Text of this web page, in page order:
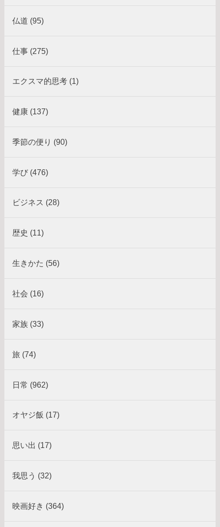
仏道 (95)
仕事 (275)
エクスマ的思考 (1)
健康 (137)
季節の便り (90)
学び (476)
ビジネス (28)
歴史 (11)
生きかた (56)
社会 (16)
家族 (33)
旅 (74)
日常 (962)
オヤジ飯 (17)
思い出 (17)
我思う (32)
映画好き (364)